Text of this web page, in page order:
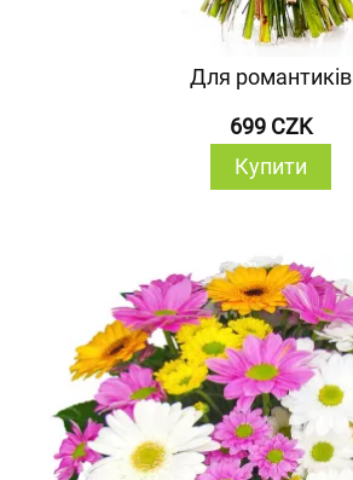
Для романтиків
699 CZK
Купити